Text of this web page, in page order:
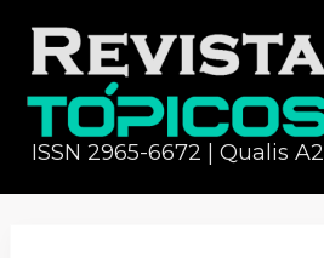
ISSN 2965-6672 | Qualis A2